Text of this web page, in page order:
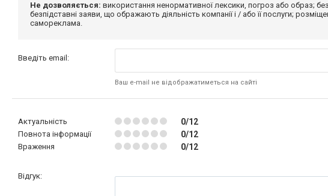
Не дозволяється: використання ненормативної лексики, погроз або образ;
безпідставні заяви, що ображають діяльність компанії і / або її послуги;
самореклама.
Введіть email:
Ваш e-mail не відображатиметься на сайті
Актуальність 0/12
Повнота інформації 0/12
Враження 0/12
Відгук: